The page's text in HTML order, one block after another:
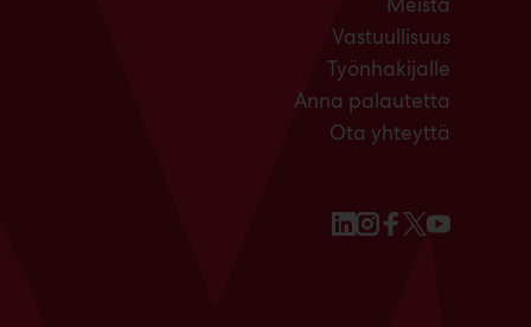
Vastuullisuus
Työnhakijalle
Anna palautetta
Ota yhteyttä